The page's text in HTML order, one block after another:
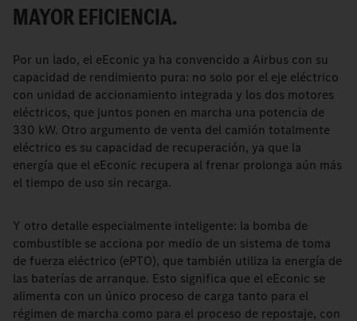
MAYOR EFICIENCIA.
Por un lado, el eEconic ya ha convencido a Airbus con su
capacidad de rendimiento pura: no solo por el eje eléctrico
con unidad de accionamiento integrada y los dos motores
eléctricos, que juntos ponen en marcha una potencia de
330 kW. Otro argumento de venta del camión totalmente
eléctrico es su capacidad de recuperación, ya que la
energía que el eEconic recupera al frenar prolonga aún más
el tiempo de uso sin recarga.
Y otro detalle especialmente inteligente: la bomba de
combustible se acciona por medio de un sistema de toma
de fuerza eléctrico (ePTO), que también utiliza la energía de
las baterías de arranque. Esto significa que el eEconic se
alimenta con un único proceso de carga tanto para el
régimen de marcha como para el proceso de repostaje, con